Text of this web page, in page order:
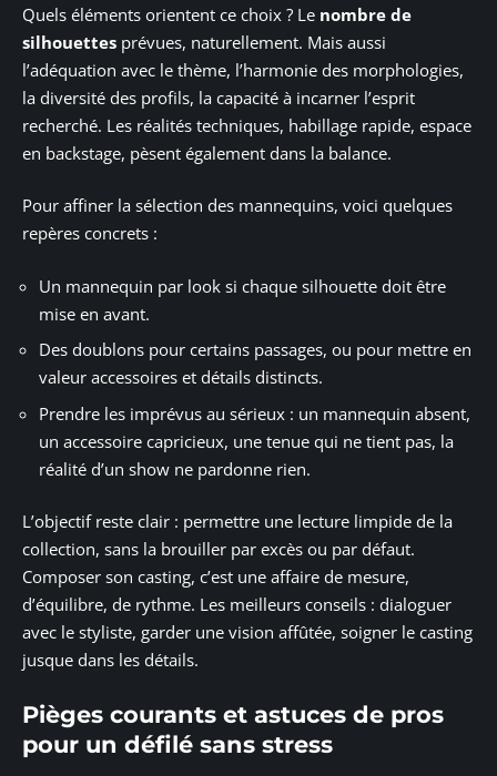
Quels éléments orientent ce choix ? Le nombre de
silhouettes prévues, naturellement. Mais aussi
l’adéquation avec le thème, l’harmonie des morphologies,
la diversité des profils, la capacité à incarner l’esprit
recherché. Les réalités techniques, habillage rapide, espace
en backstage, pèsent également dans la balance.
Pour affiner la sélection des mannequins, voici quelques
repères concrets :
Un mannequin par look si chaque silhouette doit être
mise en avant.
Des doublons pour certains passages, ou pour mettre en
valeur accessoires et détails distincts.
Prendre les imprévus au sérieux : un mannequin absent,
un accessoire capricieux, une tenue qui ne tient pas, la
réalité d’un show ne pardonne rien.
L’objectif reste clair : permettre une lecture limpide de la
collection, sans la brouiller par excès ou par défaut.
Composer son casting, c’est une affaire de mesure,
d’équilibre, de rythme. Les meilleurs conseils : dialoguer
avec le styliste, garder une vision affûtée, soigner le casting
jusque dans les détails.
Pièges courants et astuces de pros
pour un défilé sans stress